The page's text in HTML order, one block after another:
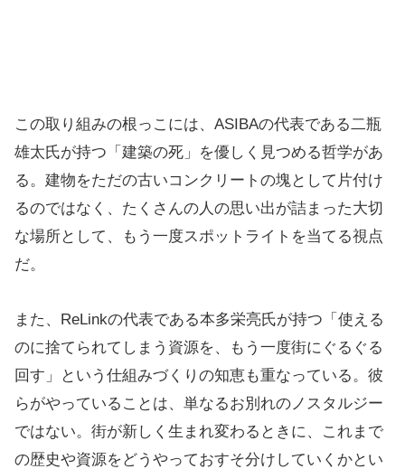
この取り組みの根っこには、ASIBAの代表である二瓶
雄太氏が持つ「建築の死」を優しく見つめる哲学があ
る。建物をただの古いコンクリートの塊として片付け
るのではなく、たくさんの人の思い出が詰まった大切
な場所として、もう一度スポットライトを当てる視点
だ。
また、ReLinkの代表である本多栄亮氏が持つ「使える
のに捨てられてしまう資源を、もう一度街にぐるぐる
回す」という仕組みづくりの知恵も重なっている。彼
らがやっていることは、単なるお別れのノスタルジー
ではない。街が新しく生まれ変わるときに、これまで
の歴史や資源をどうやっておすそ分けしていくかとい